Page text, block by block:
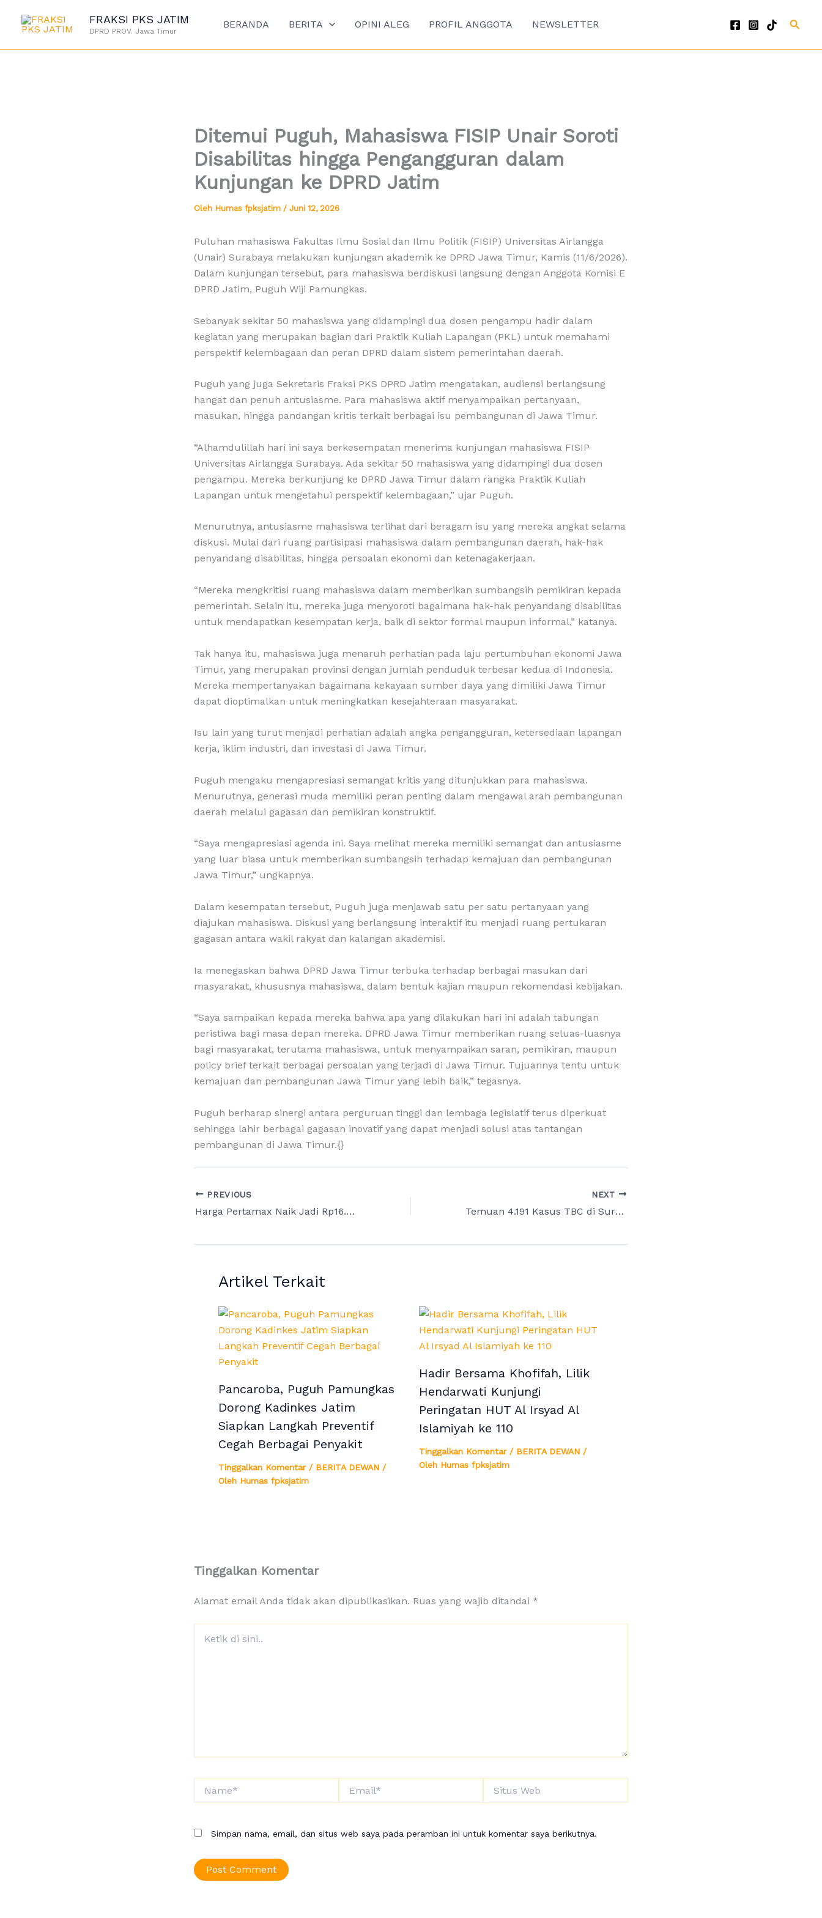
FRAKSI PKS JATIM
DPRD PROV. Jawa Timur
BERANDA BERITA OPINI ALEG PROFIL ANGGOTA NEWSLETTER Cari
Ditemui Puguh, Mahasiswa FISIP Unair Soroti
Disabilitas hingga Pengangguran dalam
Kunjungan ke DPRD Jatim
Oleh Humas fpksjatim / Juni 12, 2026
Puluhan mahasiswa Fakultas Ilmu Sosial dan Ilmu Politik (FISIP) Universitas Airlangga
(Unair) Surabaya melakukan kunjungan akademik ke DPRD Jawa Timur, Kamis (11/6/2026).
Dalam kunjungan tersebut, para mahasiswa berdiskusi langsung dengan Anggota Komisi E
DPRD Jatim, Puguh Wiji Pamungkas.
Sebanyak sekitar 50 mahasiswa yang didampingi dua dosen pengampu hadir dalam
kegiatan yang merupakan bagian dari Praktik Kuliah Lapangan (PKL) untuk memahami
perspektif kelembagaan dan peran DPRD dalam sistem pemerintahan daerah.
Puguh yang juga Sekretaris Fraksi PKS DPRD Jatim mengatakan, audiensi berlangsung
hangat dan penuh antusiasme. Para mahasiswa aktif menyampaikan pertanyaan,
masukan, hingga pandangan kritis terkait berbagai isu pembangunan di Jawa Timur.
“Alhamdulillah hari ini saya berkesempatan menerima kunjungan mahasiswa FISIP
Universitas Airlangga Surabaya. Ada sekitar 50 mahasiswa yang didampingi dua dosen
pengampu. Mereka berkunjung ke DPRD Jawa Timur dalam rangka Praktik Kuliah
Lapangan untuk mengetahui perspektif kelembagaan,” ujar Puguh.
Menurutnya, antusiasme mahasiswa terlihat dari beragam isu yang mereka angkat selama
diskusi. Mulai dari ruang partisipasi mahasiswa dalam pembangunan daerah, hak-hak
penyandang disabilitas, hingga persoalan ekonomi dan ketenagakerjaan.
“Mereka mengkritisi ruang mahasiswa dalam memberikan sumbangsih pemikiran kepada
pemerintah. Selain itu, mereka juga menyoroti bagaimana hak-hak penyandang disabilitas
untuk mendapatkan kesempatan kerja, baik di sektor formal maupun informal,” katanya.
Tak hanya itu, mahasiswa juga menaruh perhatian pada laju pertumbuhan ekonomi Jawa
Timur, yang merupakan provinsi dengan jumlah penduduk terbesar kedua di Indonesia.
Mereka mempertanyakan bagaimana kekayaan sumber daya yang dimiliki Jawa Timur
dapat dioptimalkan untuk meningkatkan kesejahteraan masyarakat.
Isu lain yang turut menjadi perhatian adalah angka pengangguran, ketersediaan lapangan
kerja, iklim industri, dan investasi di Jawa Timur.
Puguh mengaku mengapresiasi semangat kritis yang ditunjukkan para mahasiswa.
Menurutnya, generasi muda memiliki peran penting dalam mengawal arah pembangunan
daerah melalui gagasan dan pemikiran konstruktif.
“Saya mengapresiasi agenda ini. Saya melihat mereka memiliki semangat dan antusiasme
yang luar biasa untuk memberikan sumbangsih terhadap kemajuan dan pembangunan
Jawa Timur,” ungkapnya.
Dalam kesempatan tersebut, Puguh juga menjawab satu per satu pertanyaan yang
diajukan mahasiswa. Diskusi yang berlangsung interaktif itu menjadi ruang pertukaran
gagasan antara wakil rakyat dan kalangan akademisi.
Ia menegaskan bahwa DPRD Jawa Timur terbuka terhadap berbagai masukan dari
masyarakat, khususnya mahasiswa, dalam bentuk kajian maupun rekomendasi kebijakan.
“Saya sampaikan kepada mereka bahwa apa yang dilakukan hari ini adalah tabungan
peristiwa bagi masa depan mereka. DPRD Jawa Timur memberikan ruang seluas-luasnya
bagi masyarakat, terutama mahasiswa, untuk menyampaikan saran, pemikiran, maupun
policy brief terkait berbagai persoalan yang terjadi di Jawa Timur. Tujuannya tentu untuk
kemajuan dan pembangunan Jawa Timur yang lebih baik,” tegasnya.
Puguh berharap sinergi antara perguruan tinggi dan lembaga legislatif terus diperkuat
sehingga lahir berbagai gagasan inovatif yang dapat menjadi solusi atas tantangan
pembangunan di Jawa Timur.{}
PREVIOUS
Harga Pertamax Naik Jadi Rp16.250, Khusnul Khuluk Ingatkan Dampak Berantai bagi Masyarakat
NEXT
Temuan 4.191 Kasus TBC di Surabaya, Lilik Hendarwati Ajak Warga Tidak Panik, Perkuat Deteksi Dini dan Edukasi
Artikel Terkait
Pancaroba, Puguh Pamungkas
Dorong Kadinkes Jatim
Siapkan Langkah Preventif
Cegah Berbagai Penyakit
Tinggalkan Komentar / BERITA DEWAN /
Oleh Humas fpksjatim
Hadir Bersama Khofifah, Lilik
Hendarwati Kunjungi
Peringatan HUT Al Irsyad Al
Islamiyah ke 110
Tinggalkan Komentar / BERITA DEWAN/
Oleh Humas fpksjatim
Tinggalkan Komentar
Alamat email Anda tidak akan dipublikasikan. Ruas yang wajib ditandai *
Web
Simpan nama, email, dan situs web saya pada peramban ini untuk komentar saya berikutnya.